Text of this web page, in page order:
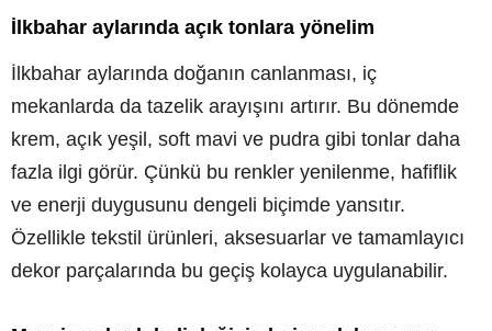
İlkbahar aylarında açık tonlara yönelim
İlkbahar aylarında doğanın canlanması, iç
mekanlarda da tazelik arayışını artırır. Bu dönemde
krem, açık yeşil, soft mavi ve pudra gibi tonlar daha
fazla ilgi görür. Çünkü bu renkler yenilenme, hafiflik
ve enerji duygusunu dengeli biçimde yansıtır.
Özellikle tekstil ürünleri, aksesuarlar ve tamamlayıcı
dekor parçalarında bu geçiş kolayca uygulanabilir.